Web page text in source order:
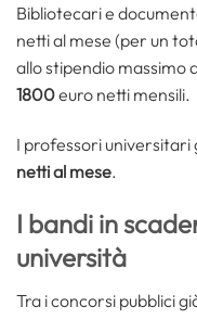
Bibliotecari e
netti al mese (per un
allo stipendio massimo
1800euro netti mensili.
I professori universitari
netti al mese.
I bandi in
università
Tra i concorsi pubblici